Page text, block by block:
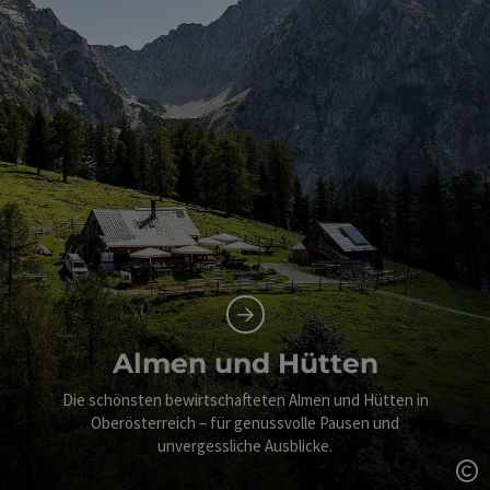
Almen und Hütten
Die schönsten bewirtschafteten Almen und Hütten in
Oberösterreich – für genussvolle Pausen und
unvergessliche Ausblicke.